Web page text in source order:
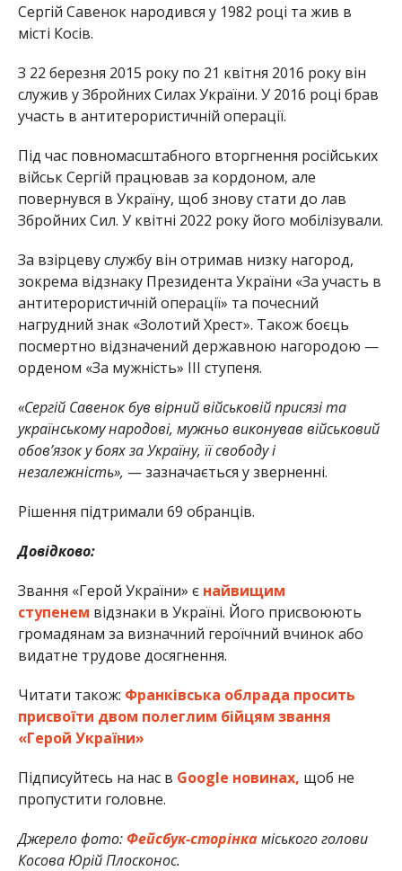
Сергій Савенок народився у 1982 році та жив в
місті Косів.
З 22 березня 2015 року по 21 квітня 2016 року він
служив у Збройних Силах України. У 2016 році брав
участь в антитерористичній операції.
Під час повномасштабного вторгнення російських
військ Сергій працював за кордоном, але
повернувся в Україну, щоб знову стати до лав
Збройних Сил. У квітні 2022 року його мобілізували.
За взірцеву службу він отримав низку нагород,
зокрема відзнаку Президента України «За участь в
антитерористичній операції» та почесний
нагрудний знак «Золотий Хрест». Також боєць
посмертно відзначений державною нагородою —
орденом «За мужність» ІІІ ступеня.
«Сергій Савенок був вірний військовій присязі та
українському народові, мужньо виконував військовий
обов’язок у боях за Україну, її свободу і
незалежність», — зазначається у зверненні.
Рішення підтримали 69 обранців.
Довідково:
Звання «Герой України» є найвищим
ступенем відзнаки в Україні. Його присвоюють
громадянам за визначний героїчний вчинок або
видатне трудове досягнення.
Читати також: Франківська облрада просить
присвоїти двом полеглим бійцям звання
«Герой України»
Підписуйтесь на нас в Google новинах, щоб не
пропустити головне.
Джерело фото: Фейсбук-сторінкаміського голови
Косова Юрій Плосконос.